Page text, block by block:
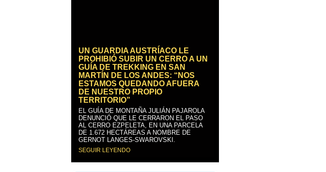
UN GUARDIA AUSTRÍACO LE
PROHIBIÓ SUBIR UN CERRO A UN
GUÍA DE TREKKING EN SAN
MARTÍN DE LOS ANDES: “NOS
ESTAMOS QUEDANDO AFUERA
DE NUESTRO PROPIO
TERRITORIO”
EL GUÍA DE MONTAÑA JULIÁN PAJAROLA
DENUNCIÓ QUE LE CERRARON EL PASO
AL CERRO EZPELETA, EN UNA PARCELA
DE 1.672 HECTÁREAS A NOMBRE DE
GERNOT LANGES-SWAROVSKI.
SEGUIR LEYENDO